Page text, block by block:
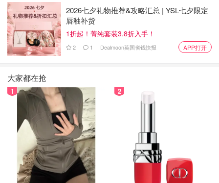
🌍10月23日全球热点新闻速递：今天国内&世界
发生了什么？
韩国梨泰院踩踏惨案调查结果公布：
卢浮宫大劫案进展：嫌疑人携珠宝逃
逸照片首度曝光！
小不列颠晒晒君
2026七夕礼物推荐&攻略汇总 | YSL七夕限定
唇釉补货
1折起！菁纯套装3.8折入手！
2 1 Dealmoon英国省钱快报 APP打开
大家都在抢
1 2